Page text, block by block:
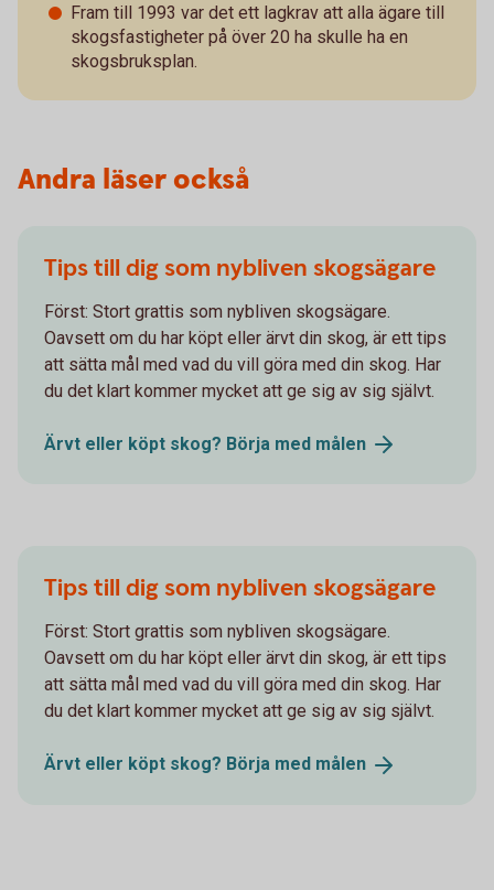
Fram till 1993 var det ett lagkrav att alla ägare till
skogsfastigheter på över 20 ha skulle ha en
skogsbruksplan.
Andra läser också
Tips till dig som nybliven skogsägare
Först: Stort grattis som nybliven skogsägare.
Oavsett om du har köpt eller ärvt din skog, är ett tips
att sätta mål med vad du vill göra med din skog. Har
du det klart kommer mycket att ge sig av sig självt.
Ärvt eller köpt skog? Börja med målen
Tips till dig som nybliven skogsägare
Först: Stort grattis som nybliven skogsägare.
Oavsett om du har köpt eller ärvt din skog, är ett tips
att sätta mål med vad du vill göra med din skog. Har
du det klart kommer mycket att ge sig av sig självt.
Ärvt eller köpt skog? Börja med målen